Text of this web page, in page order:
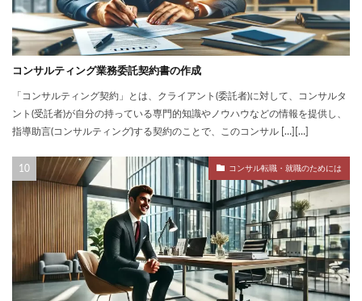
コンサルティング業務委託契約書の作成
「コンサルティング契約」とは、クライアント(委託者)に対して、コンサルタ
ント(受託者)が自分の持っている専門的知識やノウハウなどの情報を提供し、
指導助言(コンサルティング)する契約のことで、このコンサル […][…]
コンサル転職・就職のためには